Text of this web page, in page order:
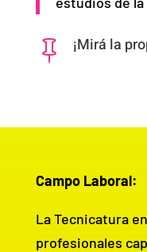
 ¡Mirá la
Campo Laboral:
La Tecnicatura
profesionales